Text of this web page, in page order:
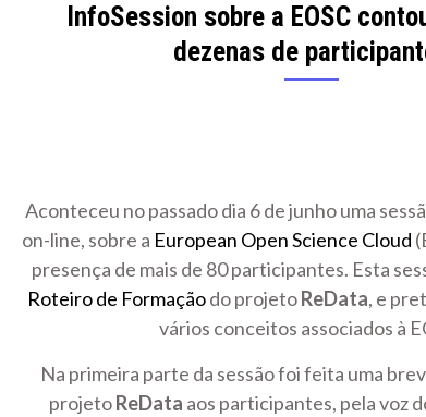
InfoSession sobre a EOSC
dezenas de
Aconteceu no passado dia 6 de junho uma
on-line, sobre a European Open Science Cloud
presença de mais de 80 participantes. Esta
Roteiro de Formaçãodo projetoReData, e
vários conceitos associados à
Na primeira parte da sessão foi feita uma
projetoReData aos participantes, pela voz